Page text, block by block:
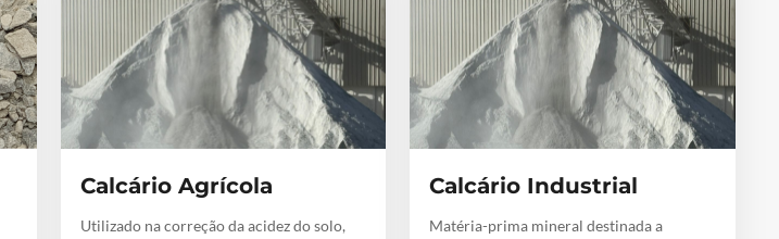
Calcário Agrícola
Utilizado na correção da acidez do solo,
Calcário Industrial
Matéria-prima mineral destinada a